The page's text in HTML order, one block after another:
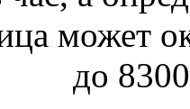
может
до